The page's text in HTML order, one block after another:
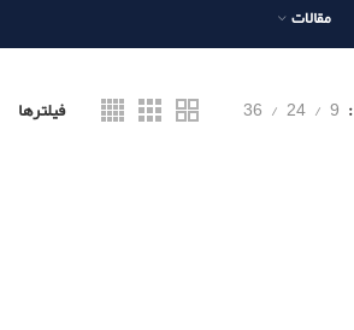
مقالات
9
24
36 فیلترها